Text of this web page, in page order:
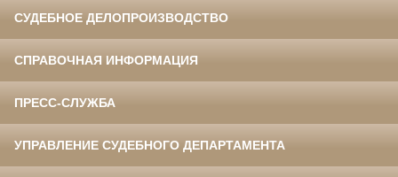
СУДЕБНОЕ ДЕЛОПРОИЗВОДСТВО
СПРАВОЧНАЯ ИНФОРМАЦИЯ
ПРЕСС-СЛУЖБА
УПРАВЛЕНИЕ СУДЕБНОГО ДЕПАРТАМЕНТА